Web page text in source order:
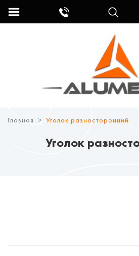
Главная Уголок разносторонний
Уголок